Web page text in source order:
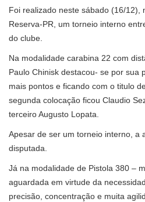
Foi realizado neste sábado (16/12),
Reserva-PR, um torneio interno
do clube.
Na modalidade carabina 22 com
Paulo Chinisk destacou- se por sua
mais pontos e ficando com o titulo
segunda colocação ficou Claudio
terceiro Augusto Lopata.
Apesar de ser um torneio interno, a
disputada.
Já na modalidade de Pistola 380 –
aguardada em virtude da
precisão, concentração e muita